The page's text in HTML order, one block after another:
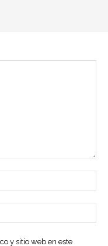
y sitio web en este